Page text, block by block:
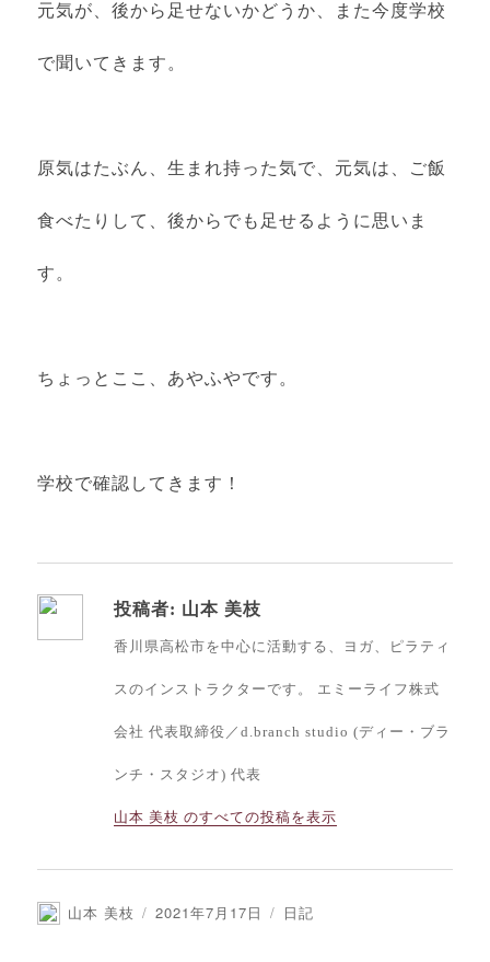
元気が、後から足せないかどうか、また今度学校
で聞いてきます。
原気はたぶん、生まれ持った気で、元気は、ご飯
食べたりして、後からでも足せるように思いま
す。
ちょっとここ、あやふやです。
学校で確認してきます！
投稿者: 山本 美枝
香川県高松市を中心に活動する、ヨガ、ピラティ
スのインストラクターです。 エミーライフ株式
会社 代表取締役／d.branch studio (ディー・ブラ
ンチ・スタジオ) 代表
山本 美枝 のすべての投稿を表示
投
山本 美枝
投
2021年7月17日
カ
日記